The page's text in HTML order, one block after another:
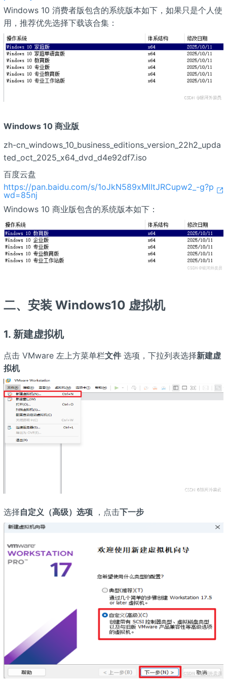
Windows 10 消费者版包含的系统版本如下，如果只是个人使
用，推荐优先选择下载该合集：
Windows 10 商业版
zh-cn_windows_10_business_editions_version_22h2_upda
ted_oct_2025_x64_dvd_d4e92df7.iso
百度云盘
https://pan.baidu.com/s/1oJkN589xMlItJRCupw2_-g?p
wd=85nj
Windows 10 商业版包含的系统版本如下：
二、安装 Windows10 虚拟机
1. 新建虚拟机
点击 VMware 左上方菜单栏文件选项，下拉列表选择新建虚
拟机
选择自定义（高级）选项，点击下一步